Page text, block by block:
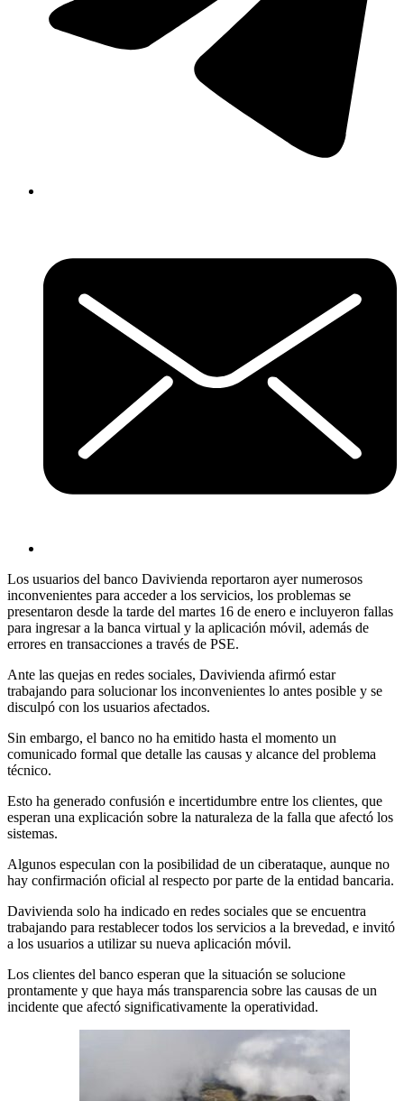
Los usuarios del banco Davivienda reportaron ayer numerosos
inconvenientes para acceder a los servicios, los problemas se
presentaron desde la tarde del martes 16 de enero e incluyeron fallas
para ingresar a la banca virtual y la aplicación móvil, además de
errores en transacciones a través de PSE.
Ante las quejas en redes sociales, Davivienda afirmó estar
trabajando para solucionar los inconvenientes lo antes posible y se
disculpó con los usuarios afectados.
Sin embargo, el banco no ha emitido hasta el momento un
comunicado formal que detalle las causas y alcance del problema
técnico.
Esto ha generado confusión e incertidumbre entre los clientes, que
esperan una explicación sobre la naturaleza de la falla que afectó los
sistemas.
Algunos especulan con la posibilidad de un ciberataque, aunque no
hay confirmación oficial al respecto por parte de la entidad bancaria.
Davivienda solo ha indicado en redes sociales que se encuentra
trabajando para restablecer todos los servicios a la brevedad, e invitó
a los usuarios a utilizar su nueva aplicación móvil.
Los clientes del banco esperan que la situación se solucione
prontamente y que haya más transparencia sobre las causas de un
incidente que afectó significativamente la operatividad.